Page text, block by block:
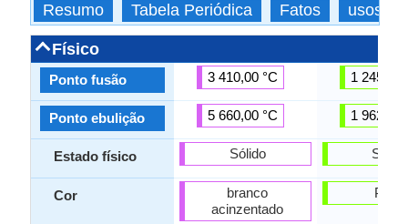
Resumo Tabela Periódica Fatos usos
Físico
Ponto fusão
Ponto ebulição
Estado físico
Cor
3 410,00 °C
5 660,00 °C
Sólido
branco
acinzentado
1 245,00
1 962,00
Sólido
Prata